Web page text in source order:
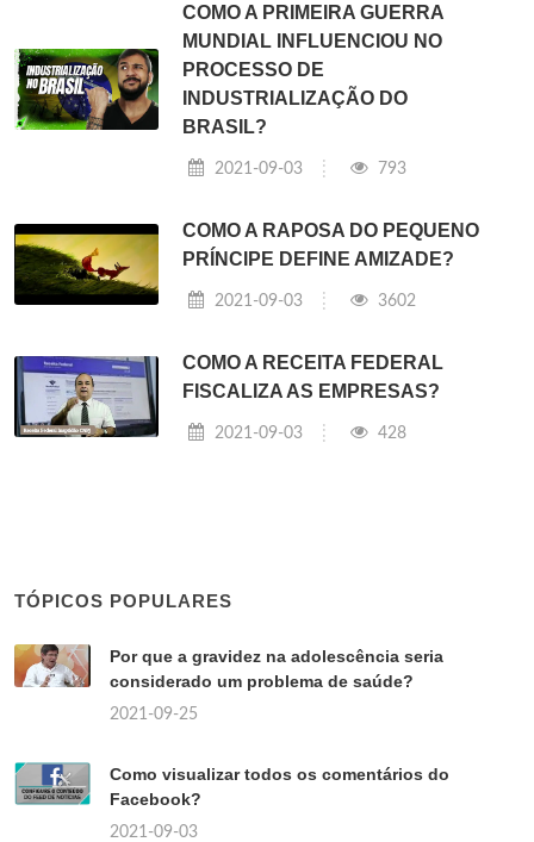
COMO A PRIMEIRA GUERRA
MUNDIAL INFLUENCIOU NO
PROCESSO DE
INDUSTRIALIZAÇÃO DO
BRASIL?
2021-09-03 793
COMO A RAPOSA DO PEQUENO
PRÍNCIPE DEFINE AMIZADE?
2021-09-03 3602
COMO A RECEITA FEDERAL
FISCALIZA AS EMPRESAS?
2021-09-03 428
TÓPICOS POPULARES
Por que a gravidez na adolescência seria
considerado um problema de saúde?
2021-09-25
Como visualizar todos os comentários do
Facebook?
2021-09-03